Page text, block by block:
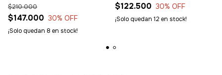
$147.000
$210.000
30% OFF
¡Solo quedan 8 en stock!
$122.500 30% OFF
¡Solo quedan 12 en stock!